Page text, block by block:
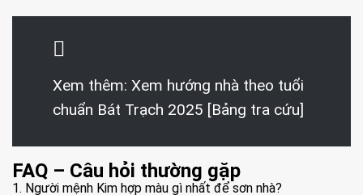
Xem thêm: Xem hướng nhà theo tuổi
chuẩn Bát Trạch 2025 [Bảng tra cứu]
FAQ – Câu hỏi thường gặp
1. Người mệnh Kim hợp màu gì nhất để sơn nhà?